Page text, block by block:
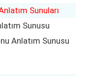
Sunuları
Sunusu
Anlatım Sunusu